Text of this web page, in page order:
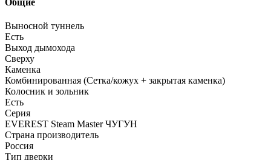
Выносной туннель
Есть
Выход дымохода
Сверху
Каменка
Комбинированная (Сетка/кожух + закрытая каменка)
Колосник и зольник
Есть
Серия
EVEREST Steam Master ЧУГУН
Страна производитель
Россия
Тип дверки